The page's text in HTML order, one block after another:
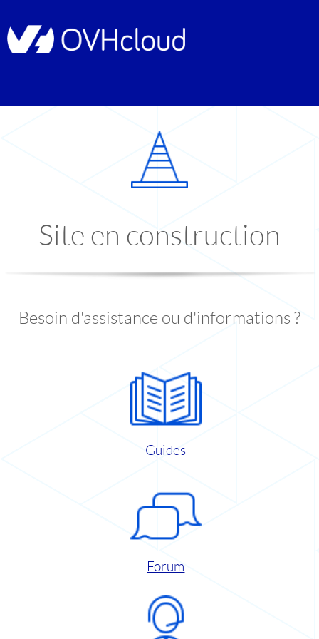
Site en construction
Besoin d'assistance ou d'informations ?
Guides
Forum